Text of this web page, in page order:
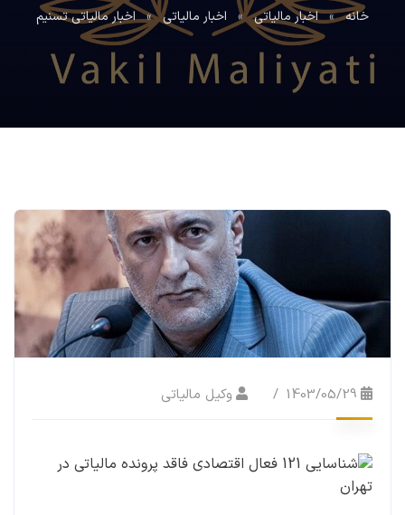
خانه » اخبار مالیاتی » اخبار مالیاتی » اخبار مالیاتی تسنیم
1403/05/29 وکیل مالیاتی